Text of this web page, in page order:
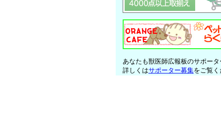
あなたも獣医師広報板のサポータ
詳しくはサポーター募集をご覧く